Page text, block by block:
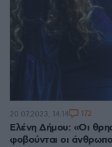
Ελένη Δήμου: «Οι
φοβούνται οι
20.07.2023, 14:14 172